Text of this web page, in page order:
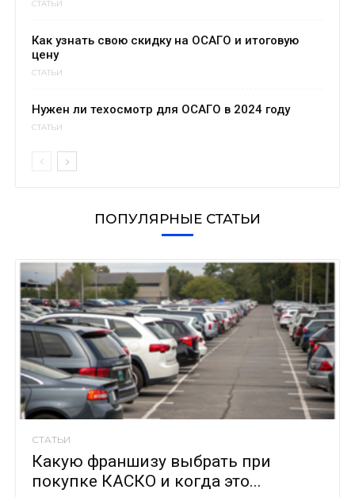
СТАТЬИ
Как узнать свою скидку на ОСАГО и итоговую
цену
СТАТЬИ
Нужен ли техосмотр для ОСАГО в 2024 году
СТАТЬИ
ПОПУЛЯРНЫЕ СТАТЬИ
СТАТЬИ
Какую франшизу выбрать при
покупке КАСКО и когда это...